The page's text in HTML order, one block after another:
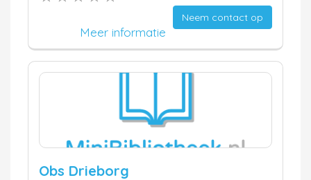
Neem contact op
Meer informatie
Obs Drieborg